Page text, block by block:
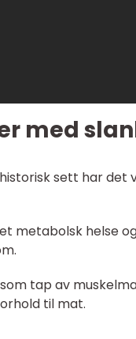
med
sett har
metabolsk helse
tap av
til mat.